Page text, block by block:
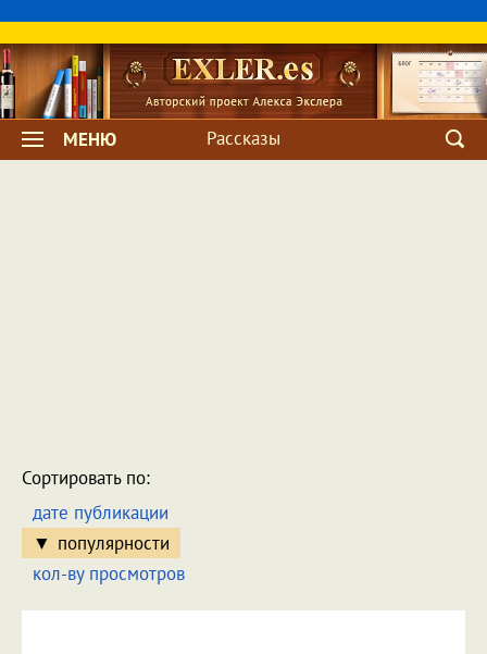
МЕНЮ Рассказы
Сортировать по:
дате публикации
популярности
кол-ву просмотров